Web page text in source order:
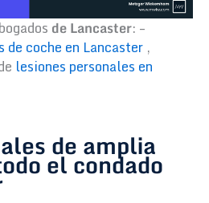
de Lancaster: –
de coche en Lancaster ,
lesiones personales en
de amplia
el condado